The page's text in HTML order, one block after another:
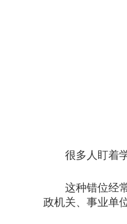
很多人盯着学
这种错位经常
政机关、事业单